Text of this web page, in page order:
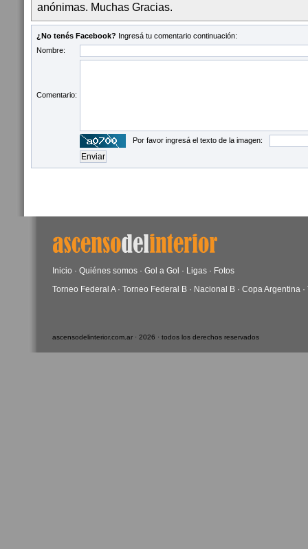
anónimas. Muchas Gracias.
¿No tenés Facebook? Ingresá tu comentario continuación:
Nombre:
Comentario:
Por favor ingresá el texto de la imagen:
Inicio · Quiénes somos · Gol a Gol · Ligas · Fotos
Torneo Federal A· Torneo Federal B · Nacional B · Copa Argentina ·
ascensodelinterior.com.ar · 2026 · todos los derechos reservados